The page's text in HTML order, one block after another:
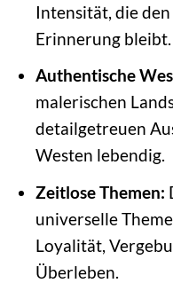
Intensität, die
Erinnerung bleibt.
Authentische
malerischen
detailgetreuen
Westen lebendig.
Zeitlose Themen:
universelle
Loyalität,
Überleben.